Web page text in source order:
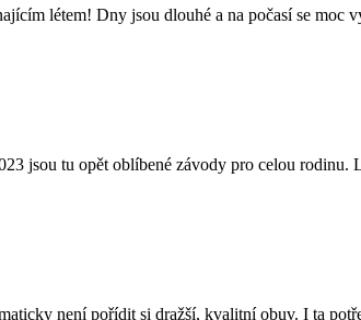
létem! Dny jsou dlouhé a na počasí se moc
jsou tu opět oblíbené závody pro celou rodinu.
není pořídit si dražší, kvalitní obuv. I ta